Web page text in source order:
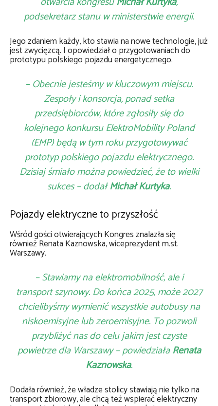
podsekretarz stanu w ministerstwie energii.
Jego zdaniem każdy, kto stawia na nowe technologie, już
jest zwycięzcą. I opowiedział o przygotowaniach do
prototypu polskiego pojazdu energetycznego.
– Obecnie jesteśmy w kluczowym miejscu.
Zespoły i konsorcja, ponad setka
przedsiębiorców, które zgłosiły się do
kolejnego konkursu ElektroMobility Poland
(EMP) będą w tym roku przygotowywać
prototyp polskiego pojazdu elektrycznego.
Dzisiaj śmiało można powiedzieć, że to wielki
sukces – dodałMichał Kurtyka.
Pojazdy elektryczne to przyszłość
Wśród gości otwierających Kongres znalazła się
również Renata Kaznowska, wiceprezydent m.st.
Warszawy.
– Stawiamy na elektromobilność, ale i
transport szynowy. Do końca 2025, może 2027
chcielibyśmy wymienić wszystkie autobusy na
niskoemisyjne lub zeroemisyjne. To pozwoli
przybliżyć nas do celu jakim jest czyste
powietrze dla Warszawy – powiedziałaRenata
Kaznowska.
Dodała również, że władze stolicy stawiają nie tylko na
transport zbiorowy, ale chcą też wspierać elektryczny